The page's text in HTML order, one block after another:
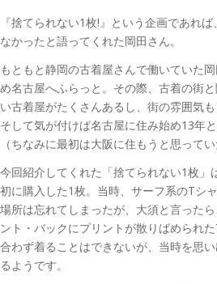
『捨てられない1枚!』という企画であれ
なかったと語ってくれた岡田さん。
もともと静岡の古着屋さんで働いていた
め名古屋へふらっと。その際、古着の街
い古着屋がたくさんあるし、街の雰囲気
そして気が付けば名古屋に住み始め13年
（ちなみに最初は大阪に住もうと思って
今回紹介してくれた「捨てられない1枚」
初に購入した1枚。当時、サーフ系のTシ
場所は忘れてしまったが、大須と言った
ント・バックにプリントが散りばめられ
合わず着ることはできないが、当時を思
るようです。